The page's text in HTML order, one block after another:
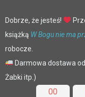
00
Dobrze, że jesteś!
książką W Bogu nie ma
robocze.
Darmowa dostawa
Żabki itp.)